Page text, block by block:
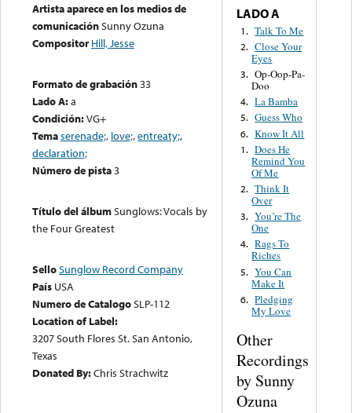
Artista aparece en los medios de
comunicaciónSunny Ozuna
Compositor Hill, Jesse
Formato de grabación33
Lado A:a
Condición:VG+
Temaserenade;, love;,entreaty;,
declaration;
Número de pista3
Título del álbumSunglows: Vocals by
the Four Greatest
SelloSunglow Record Company
País USA
Numero de CatalogoSLP-112
Location of Label:
3207 South Flores St. San Antonio,
Texas
Donated By:Chris Strachwitz
LADO A
1. Talk To Me
2. Close Your
Eyes
3. Op-Oop-Pa-
Doo
4. La Bamba
5. Guess Who
6. Know It All
1. Does He
Remind You
Of Me
2. Think It
Over
3. You’re The
One
4. Rags To
Riches
5. You Can
Make It
6. Pledging
My Love
Other
Recordings
by Sunny
Ozuna